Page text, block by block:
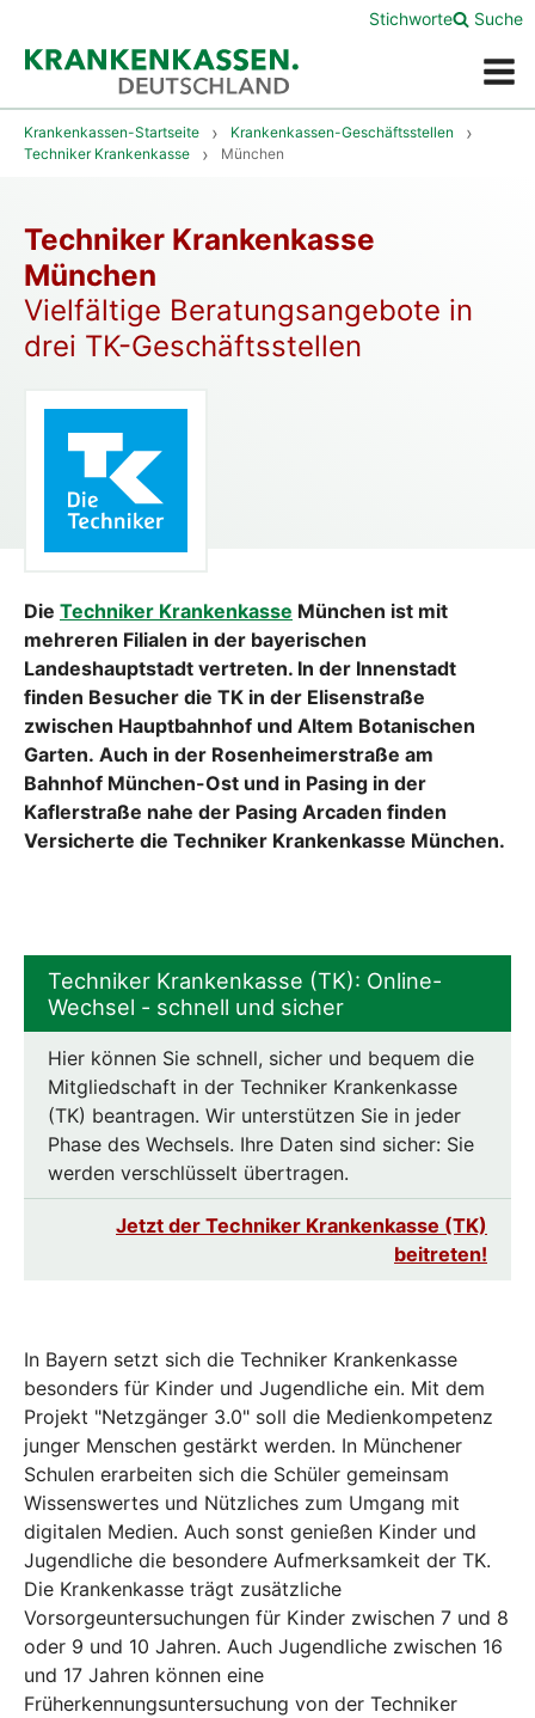
Menü
Stichworte Suche
Krankenkassen-Startseite
Krankenkassen-Geschäftsstellen
Techniker Krankenkasse
München
Techniker Krankenkasse
München
Vielfältige Beratungsangebote in
drei TK-Geschäftsstellen
Die Techniker Krankenkasse München ist mit
mehreren Filialen in der bayerischen
Landeshauptstadt vertreten. In der Innenstadt
finden Besucher die TK in der Elisenstraße
zwischen Hauptbahnhof und Altem Botanischen
Garten. Auch in der Rosenheimerstraße am
Bahnhof München-Ost und in Pasing in der
Kaflerstraße nahe der Pasing Arcaden finden
Versicherte die Techniker Krankenkasse München.
Techniker Krankenkasse (TK): Online-
Wechsel - schnell und sicher
Hier können Sie schnell, sicher und bequem die
Mitgliedschaft in der Techniker Krankenkasse
(TK) beantragen. Wir unterstützen Sie in jeder
Phase des Wechsels. Ihre Daten sind sicher: Sie
werden verschlüsselt übertragen.
Jetzt der Techniker Krankenkasse (TK)
beitreten!
In Bayern setzt sich die Techniker Krankenkasse
besonders für Kinder und Jugendliche ein. Mit dem
Projekt "Netzgänger 3.0" soll die Medienkompetenz
junger Menschen gestärkt werden. In Münchener
Schulen erarbeiten sich die Schüler gemeinsam
Wissenswertes und Nützliches zum Umgang mit
digitalen Medien. Auch sonst genießen Kinder und
Jugendliche die besondere Aufmerksamkeit der TK.
Die Krankenkasse trägt zusätzliche
Vorsorgeuntersuchungen für Kinder zwischen 7 und 8
oder 9 und 10 Jahren. Auch Jugendliche zwischen 16
und 17 Jahren können eine
Früherkennungsuntersuchung von der Techniker